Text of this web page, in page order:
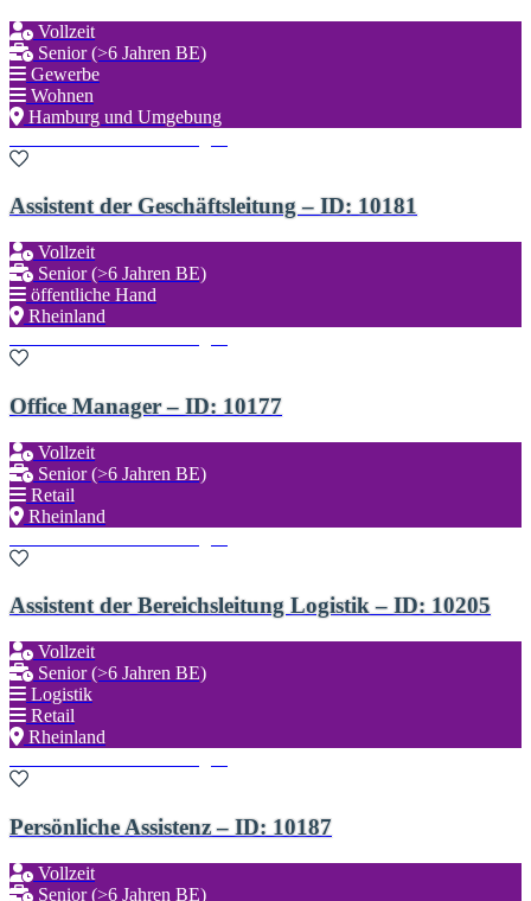
Vollzeit
Senior (>6 Jahren BE)
Gewerbe
Wohnen
Hamburg und Umgebung
Assistent der Geschäftsleitung – ID: 10181
Vollzeit
Senior (>6 Jahren BE)
öffentliche Hand
Rheinland
Office Manager – ID: 10177
Vollzeit
Senior (>6 Jahren BE)
Retail
Rheinland
Assistent der Bereichsleitung Logistik – ID: 10205
Vollzeit
Senior (>6 Jahren BE)
Logistik
Retail
Rheinland
Persönliche Assistenz – ID: 10187
Vollzeit
Senior (>6 Jahren BE)